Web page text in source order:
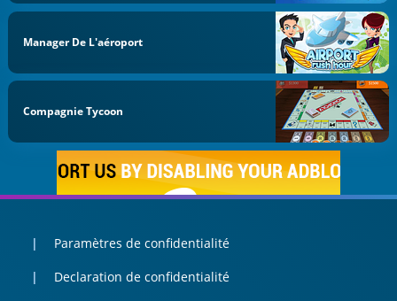
Manager De L'aéroport
Compagnie Tycoon
Paramètres de confidentialité
Declaration de confidentialité